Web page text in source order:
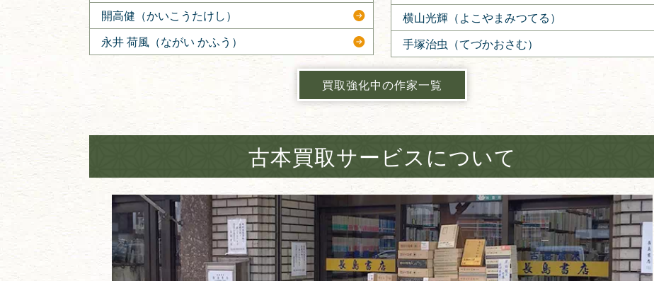
開高健（かいこうたけし）
永井 荷風（ながい かふう）
横山光輝（よこやまみつてる）
手塚治虫（てづかおさむ）
買取強化中の作家一覧
古本買取サービスについて